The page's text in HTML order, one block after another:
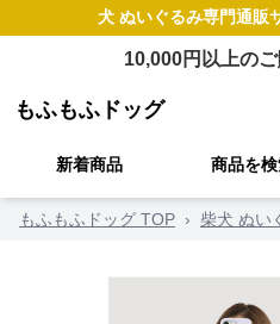
犬 ぬいぐるみ専門通販
10,000円以上の
もふもふドッグ
新着商品 商品を
もふもふドッグ TOP › 柴犬 ぬい